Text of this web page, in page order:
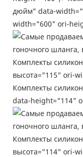
дюйм" data-
width="600" ori-
Комплекты
высота="115" ori-
Комплекты
data-height="114"
Комплекты
высота="114" ori-